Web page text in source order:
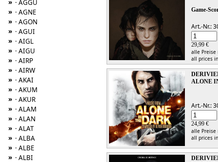
» · AGGU
» · AGNE
» · AGON
» · AGUI
» · AIGL
» · AIGU
» · AIRP
» · AIRW
» · AKAI
» · AKUM
» · AKUR
» · ALAM
» · ALAN
» · ALAT
» · ALBA
» · ALBE
» · ALBI
Game-
Art.-Nr.:
29,99 €
alle
all prices
ALONE
Art.-Nr.:
24,99 €
alle
all prices